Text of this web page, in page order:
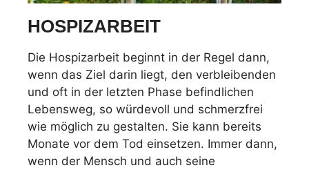
HOSPIZARBEIT
Die Hospizarbeit beginnt in der Regel dann,
wenn das Ziel darin liegt, den verbleibenden
und oft in der letzten Phase befindlichen
Lebensweg, so würdevoll und schmerzfrei
wie möglich zu gestalten. Sie kann bereits
Monate vor dem Tod einsetzen. Immer dann,
wenn der Mensch und auch seine